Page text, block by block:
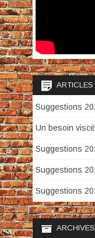
Suggestions
Un besoin
Suggestions
Suggestions
Suggestions
ARCHIVES